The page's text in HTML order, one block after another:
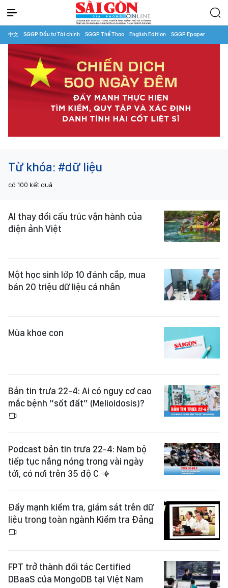
中文 SGGP Đầu tư Tài chính SGGP Thể Thao English Edition SGGP Epaper
Từ khóa: #dữ liệu
có 100 kết quả
AI thay đổi cấu trúc vận hành của
điện ảnh Việt
Một học sinh lớp 10 đánh cắp, mua
bán 20 triệu dữ liệu cá nhân
​Mùa khoe con
Bản tin trưa 22-4: Ai có nguy cơ cao
mắc bệnh “sốt đất” (Melioidosis)?
Podcast bản tin trưa 22-4: Nam bộ
tiếp tục nắng nóng trong vài ngày
tới, có nơi trên 35 độ C
Đẩy mạnh kiểm tra, giám sát trên dữ
liệu trong toàn ngành Kiểm tra Đảng
FPT trở thành đối tác Certified
DBaaS của MongoDB tại Việt Nam